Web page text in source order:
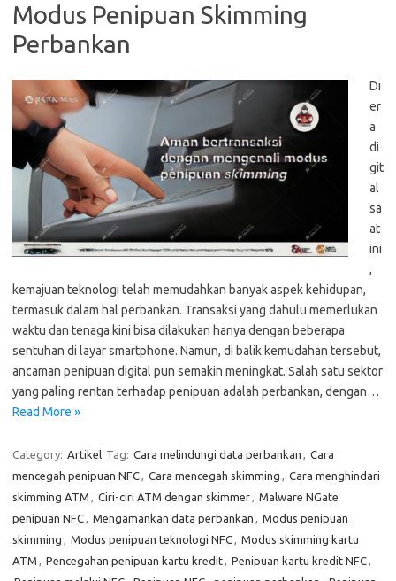
Modus Penipuan Skimming
Perbankan
Di
er
a
di
git
al
sa
at
ini
,
kemajuan teknologi telah memudahkan banyak aspek kehidupan,
termasuk dalam hal perbankan. Transaksi yang dahulu memerlukan
waktu dan tenaga kini bisa dilakukan hanya dengan beberapa
sentuhan di layar smartphone. Namun, di balik kemudahan tersebut,
ancaman penipuan digital pun semakin meningkat. Salah satu sektor
yang paling rentan terhadap penipuan adalah perbankan, dengan…
Read More »
Category: Artikel Tag: Cara melindungi data perbankan , Cara
mencegah penipuan NFC, Cara mencegah skimming , Cara menghindari
skimming ATM , Ciri-ciri ATM dengan skimmer, Malware NGate
penipuan NFC, Mengamankan data perbankan , Modus penipuan
skimming , Modus penipuan teknologi NFC, Modus skimming kartu
ATM , Pencegahan penipuan kartu kredit, Penipuan kartu kredit NFC,